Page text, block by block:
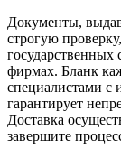
Документы,
строгую
государственных
фирмах. Бланк
специалистами с
гарантирует
Доставка
завершите